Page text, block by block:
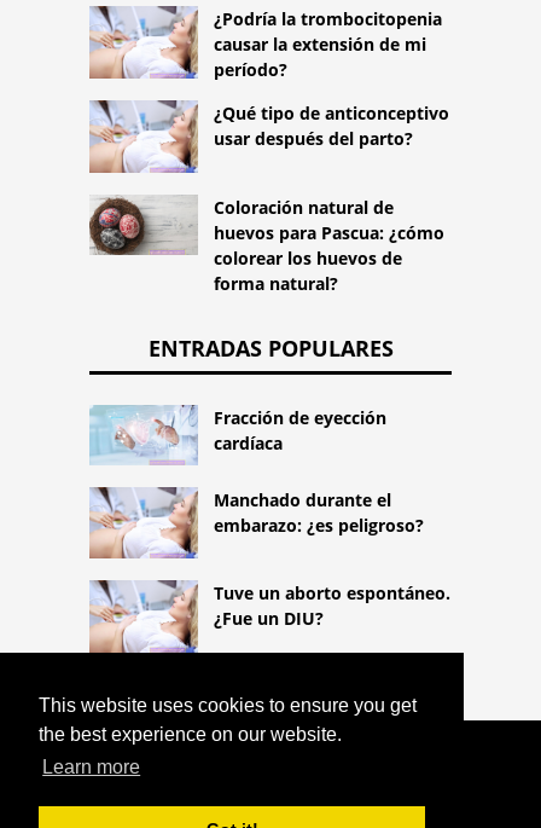
This website uses cookies to ensure you get
the best experience on our website.
Learn more
¿Podría la trombocitopenia
causar la extensión de mi
período?
¿Qué tipo de anticonceptivo
usar después del parto?
Coloración natural de
huevos para Pascua: ¿cómo
colorear los huevos de
forma natural?
ENTRADAS POPULARES
Fracción de eyección
cardíaca
Manchado durante el
embarazo: ¿es peligroso?
Tuve un aborto espontáneo.
¿Fue un DIU?
HTTPS://LIFESTYLEMED.NET
ANAL Y EMBARAZO